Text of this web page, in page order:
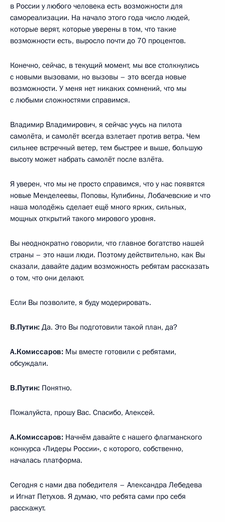
в России у любого человека есть возможности для
самореализации. На начало этого года число людей,
которые верят, которые уверены в том, что такие
возможности есть, выросло почти до 70 процентов.
Конечно, сейчас, в текущий момент, мы все столкнулись
с новыми вызовами, но вызовы – это всегда новые
возможности. У меня нет никаких сомнений, что мы
с любыми сложностями справимся.
Владимир Владимирович, я сейчас учусь на пилота
самолёта, и самолёт всегда взлетает против ветра. Чем
сильнее встречный ветер, тем быстрее и выше, большую
высоту может набрать самолёт после взлёта.
Я уверен, что мы не просто справимся, что у нас появятся
новые Менделеевы, Поповы, Кулибины, Лобачевские и что
наша молодёжь сделает ещё много ярких, сильных,
мощных открытий такого мирового уровня.
Вы неоднократно говорили, что главное богатство нашей
страны – это наши люди. Поэтому действительно, как Вы
сказали, давайте дадим возможность ребятам рассказать
о том, что они делают.
Если Вы позволите, я буду модерировать.
В.Путин: Да. Это Вы подготовили такой план, да?
А.Комиссаров: Мы вместе готовили с ребятами,
обсуждали.
В.Путин: Понятно.
Пожалуйста, прошу Вас. Спасибо, Алексей.
А.Комиссаров: Начнём давайте с нашего флагманского
конкурса «Лидеры России», с которого, собственно,
началась платформа.
Сегодня с нами два победителя – Александра Лебедева
и Игнат Петухов. Я думаю, что ребята сами про себя
расскажут.